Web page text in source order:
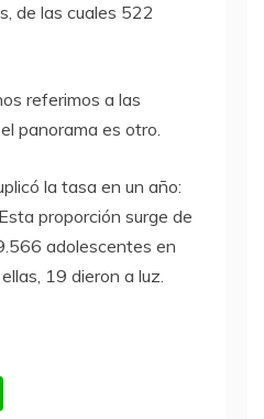
de las cuales 522
referimos a las
panorama es otro.
la tasa en un año:
proporción surge de
adolescentes en
19 dieron a luz.